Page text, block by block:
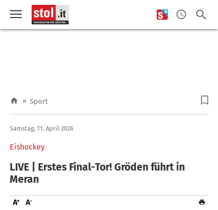
» Sport
Eishockey
Samstag, 11. April 2026
LIVE | Erstes Final-Tor! Gröden führt in
Meran